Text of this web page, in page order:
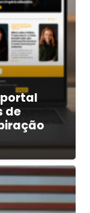
portal
de